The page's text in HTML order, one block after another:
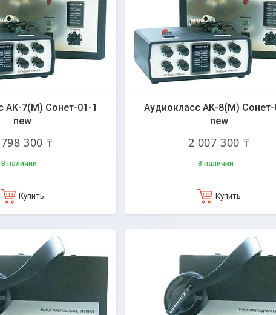
АК-7(М) Сонет-01-1
new
300 ₸
В наличии
Купить
Аудиокласс АК-8(М) Сонет-
new
2 007 300 ₸
В наличии
Купить